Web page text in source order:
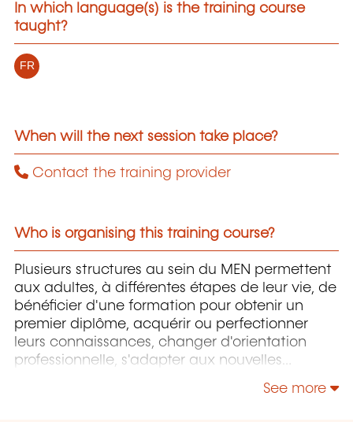
In which language(s) is the training course
taught?
FR
When will the next session take place?
Contact the training provider
Who is organising this training course?
Plusieurs structures au sein du MEN permettent
aux adultes, à différentes étapes de leur vie, de
bénéficier d'une formation pour obtenir un
premier diplôme, acquérir ou perfectionner
leurs connaissances, changer d'orientation
professionnelle, s'adapter aux nouvelles
See more